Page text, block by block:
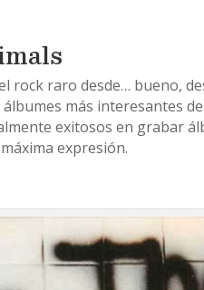
rock raro desde… bueno,
más interesantes
exitosos en grabar
expresión.